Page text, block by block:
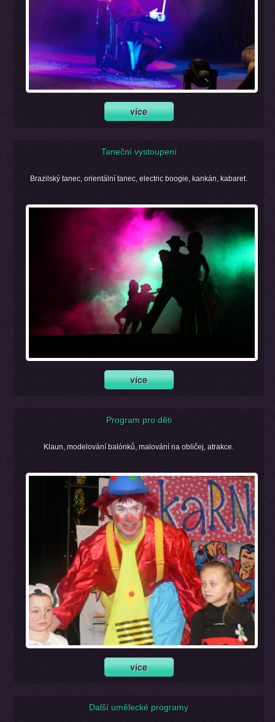
Taneční vystoupení
Brazilský tanec, orientální tanec, electric boogie, kankán, kabaret.
Program pro děti
Klaun, modelování balónků, malování na obličej, atrakce.
Další umělecké programy